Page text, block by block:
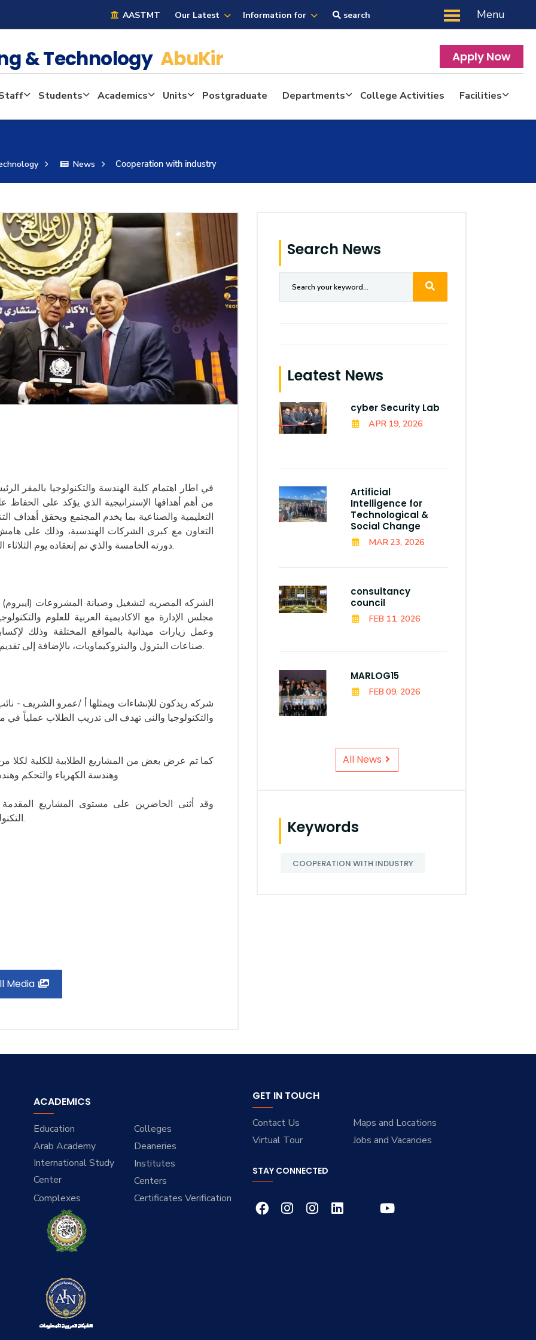
AASTMT Our Latest Information for search Menu
& Technology AbuKir Apply Now
Students Academics Units Postgraduate Departments College Activities Facilities
News Cooperation with industry
في اطار اهتمام كلية الهندسة والتكنولوجيا بالمقر
من أهم أهدافها الإستراتيجية الذي يؤكد على
التعليمية والصناعية بما يخدم المجتمع ويحقق أهداف
التعاون مع كبرى الشركات الهندسية، وذلك على
دورته الخامسة والذي تم إنعقاده يوم الثلاثاء الموافق 16/5/2023 بالمقر الرئيسي بأبي قير.
الشركه المصريه لتشغيل وصيانة المشروعات
مجلس الإدارة مع الاكاديمية العربية للعلوم
وعمل زيارات ميدانية بالمواقع المختلفة وذلك
صناعات البترول والبتروكيماويات، بالإضافة إلى تقديم دبلومة في عمليات البترول والبتروكيماويات.
شركه ريدكون للإنشاءات ويمثلها أ /عمرو الشريف - نائب
والتكنولوجيا والنى تهدف الى تدريب الطلاب عملياً
كما تم عرض بعض من المشاريع الطلابية للكلية لكلا
وهندسة الكهرباء والتحكم
وقد أثنى الحاضرين على مستوى المشاريع
التكنولوجية التى تخدم سوق العمل المحلي والدولي.
Media
Search News
Leatest News
cyber Security Lab
APR 19, 2026
Artificial
Intelligence for
Technological &
Social Change
MAR 23, 2026
consultancy
council
FEB 11, 2026
MARLOG15
FEB 09, 2026
All News
Keywords
COOPERATION WITH INDUSTRY
ACADEMICS
Education
Colleges
Arab Academy
International Study
Center
Deaneries
Institutes
Centers
Complexes
Certificates Verification
GET IN TOUCH
Contact Us
Maps and Locations
Virtual Tour
Jobs and Vacancies
STAY CONNECTED